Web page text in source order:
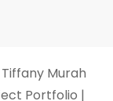
Murah
Portfolio |